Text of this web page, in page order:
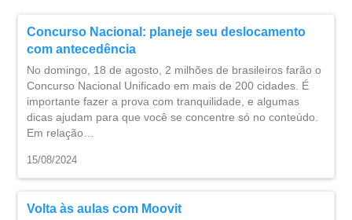
Concurso Nacional: planeje seu deslocamento
com antecedência
No domingo, 18 de agosto, 2 milhões de brasileiros farão o
Concurso Nacional Unificado em mais de 200 cidades. É
importante fazer a prova com tranquilidade, e algumas
dicas ajudam para que você se concentre só no conteúdo.
Em relação…
15/08/2024
Volta às aulas com Moovit